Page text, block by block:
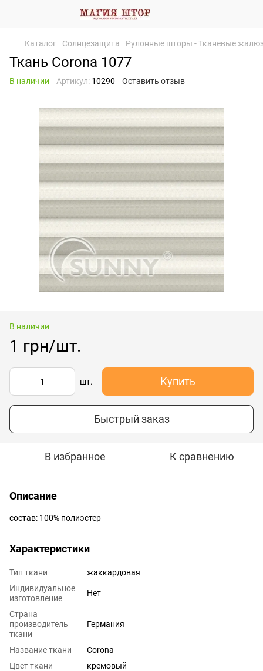
Каталог Солнцезащита Рулонные шторы - Тканевые
Ткань Corona 1077
В наличии Артикул: 10290 Оставить отзыв
В наличии
1 грн/шт.
шт. Купить
Быстрый заказ
В избранное К сравнению
Описание
состав: 100% полиэстер
Характеристики
Тип ткани
жаккардовая
Индивидуальное
изготовление
Нет
Страна
производитель
ткани
Германия
Название ткани
Corona
Цвет ткани
кремовый